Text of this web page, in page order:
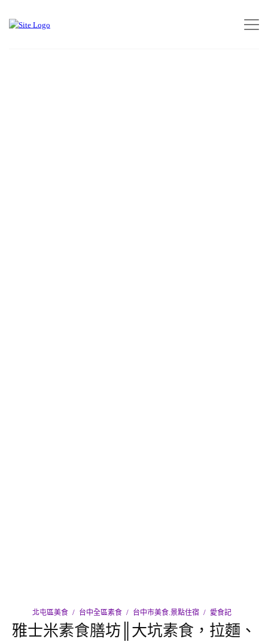
北屯區美食 台中全區素食 台中市美食.景點住宿 愛食記
雅士米素食膳坊║大坑素食，拉麵、